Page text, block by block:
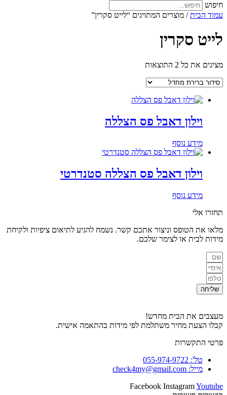
חיפוש
עמוד הבית/ מוצרים המתויגים “לייט סקרין”
לייט סקרין
מציגים את כל ⁦2⁩ התוצאות
וילון דאבל פס הצללה
מידע נוסף
וילון דאבל פס הצללה סטנדרטי
מידע נוסף
תחזרו אלי
מלאו את הטופס וניצור אתכם קשר. נשמח להגיע לתיאום ציפיות ולקיחת
מידות לבית או לצימר שלכם.
שליחה
מעצבים את הבית מחדש!
קבלו הצעת מחיר משתלמת לפי מידות בהתאמה אישית.
פרטי התקשרות
טל': 055-974-9722
מייל: check4my@gmail.com
Facebook InstagramYoutube